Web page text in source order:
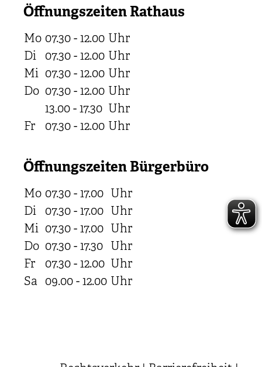
Öffnungszeiten Rathaus
Mo 07.30 - 12.00 Uhr
Di
07.30 - 12.00 Uhr
Mi 07.30 - 12.00 Uhr
Do 07.30 - 12.00 Uhr
13.00 - 17.30 Uhr
Fr
07.30 - 12.00 Uhr
Öffnungszeiten Bürgerbüro
Mo 07.30 - 17.00 Uhr
Di
07.30 - 17.00 Uhr
Mi 07.30 - 17.00 Uhr
Do 07.30 - 17.30 Uhr
Fr
07.30 - 12.00 Uhr
Sa 09.00 - 12.00 Uhr